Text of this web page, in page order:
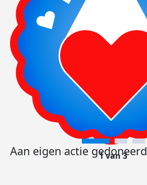
Aan eigen actie gedoneerd
1 van 3